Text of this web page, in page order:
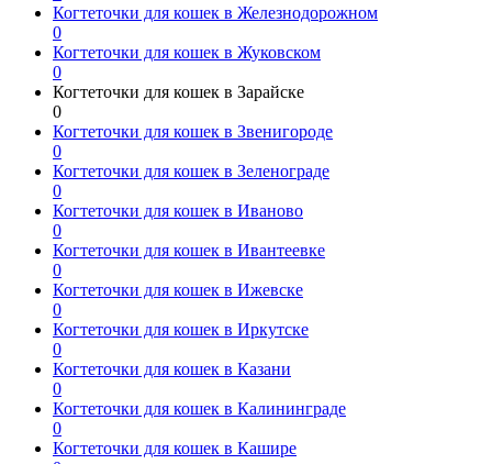
Когтеточки для кошек в Железнодорожном
0
Когтеточки для кошек в Жуковском
0
Когтеточки для кошек в Зарайске
0
Когтеточки для кошек в Звенигороде
0
Когтеточки для кошек в Зеленограде
0
Когтеточки для кошек в Иваново
0
Когтеточки для кошек в Ивантеевке
0
Когтеточки для кошек в Ижевске
0
Когтеточки для кошек в Иркутске
0
Когтеточки для кошек в Казани
0
Когтеточки для кошек в Калининграде
0
Когтеточки для кошек в Кашире